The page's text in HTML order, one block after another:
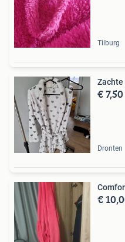
Tilburg
€ 7,50
Dronten
€